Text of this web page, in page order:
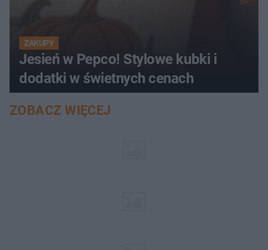
ZAKUPY
Jesień w Pepco! Stylowe kubki i
dodatki w świetnych cenach
ZOBACZ WIĘCEJ